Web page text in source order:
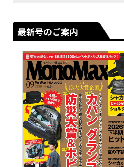
最新号のご案内